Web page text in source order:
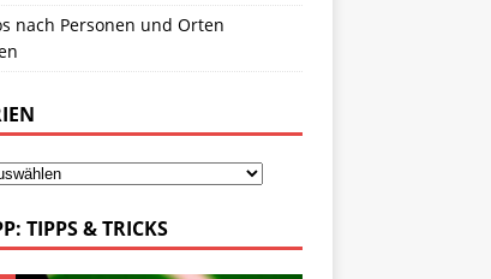
nach Personen und Orten
TIPPS & TRICKS